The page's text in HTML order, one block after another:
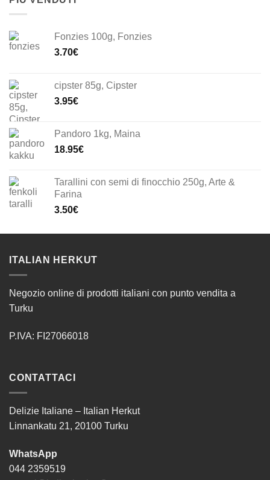
Fonzies 100g, Fonzies
3.70€
cipster 85g, Cipster
3.95€
Pandoro 1kg, Maina
18.95€
Tarallini con semi di finocchio 250g, Arte &
Farina
3.50€
ITALIAN HERKUT
Negozio online di prodotti italiani con punto vendita a
Turku
P.IVA: FI27066018
CONTATTACI
Delizie Italiane – Italian Herkut
Linnankatu 21, 20100 Turku
WhatsApp
044 2359519